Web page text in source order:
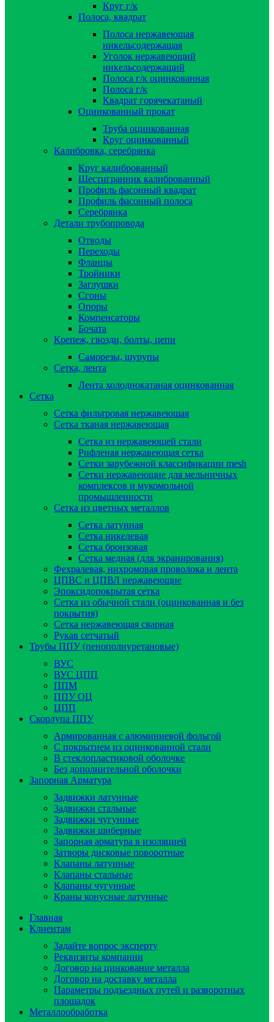
Круг г/к
Полоса, квадрат
Полоса нержавеющая
никельсодержащая
Уголок нержавеющий
никельсодержащий
Полоса г/к оцинкованная
Полоса г/к
Квадрат горячекатаный
Оцинкованный прокат
Труба оцинкованная
Круг оцинкованный
Калибровка, серебрянка
Круг калиброванный
Шестигранник калиброванный
Профиль фасонный квадрат
Профиль фасонный полоса
Серебрянка
Детали трубопровода
Отводы
Переходы
Фланцы
Тройники
Заглушки
Сгоны
Опоры
Компенсаторы
Бочата
Крепеж, гвозди, болты, цепи
Саморезы, шурупы
Сетка, лента
Лента холоднокатаная оцинкованная
Сетка
Сетка фильтровая нержавеющая
Сетка тканая нержавеющая
Сетка из нержавеющей стали
Рифленая нержавеющая сетка
Сетки зарубежной классификации mesh
Сетки нержавеющие для мельничных
комплексов и мукомольной
промышленности
Сетка из цветных металлов
Сетка латунная
Сетка никелевая
Сетка бронзовая
Сетка медная (для экранирования)
Фехралевая, нихромовая проволока и лента
ЦПВС и ЦПВЛ нержавеющие
Эпоксидопокрытая сетка
Сетка из обычной стали (оцинкованная и без
покрытия)
Сетка нержавеющая сварная
Рукав сетчатый
Трубы ППУ (пенополиуретановые)
ВУС
ВУС ЦПП
ППМ
ППУ ОЦ
ЦПП
Скорлупа ППУ
Армированная с алюминиевой фольгой
C покрытием из оцинкованной стали
В стеклопластиковой оболочке
Без дополнительной оболочки
Запорная Арматура
Задвижки латунные
Задвижки стальные
Задвижки чугунные
Задвижки шиберные
Запорная арматура в изоляцией
Затворы дисковые поворотные
Клапаны латунные
Клапаны стальные
Клапаны чугунные
Краны конусные латунные
Главная
Клиентам
Задайте вопрос эксперту
Реквизиты компании
Договор на цинкование металла
Договор на доставку металла
Параметры подъездных путей и разворотных
площадок
Металлообработка